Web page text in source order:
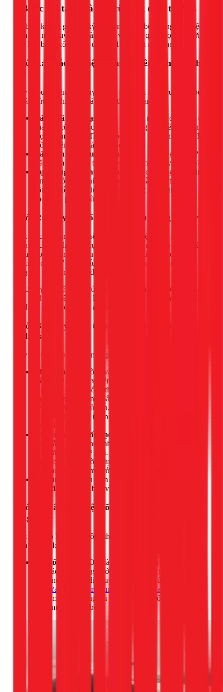
5 Bước cải tạo nhà bếp cũ toàn diện từ A-Z
Để biến không gian cũ kỹ thành một căn bếp trong mơ, việc
tuân thủ một quy trình bài bản là vô cùng quan trọng. Dưới
đây là 5 bước cốt lõi mà đội thợ 1Fix luôn áp dụng.
Bước 1: Khảo sát hiện trạng và Lên kế hoạch chi
tiết
Đây là bước nền tảng quyết định sự thành công của toàn bộ
dự án. Trước khi đập phá bất cứ thứ gì, bạn cần:
Đánh giá hiện trạng:
Ghi nhận lại những điểm bất cập
của bếp cũ: Bố cục có hợp lý không? Tủ bếp có bị mối
mọt, thấm nước? Tường có bị bong tróc, ẩm mốc? Hệ
thống điện có đủ tải cho các thiết bị mới?
Xác định nhu cầu:
Bạn muốn một không gian mở?
Cần thêm chỗ lưu trữ? Hay muốn một quầy bar nhỏ?
Dự trù ngân sách:
Lên danh sách các hạng mục cần
làm và ước tính chi phí cho từng phần (vật tư, nhân
công). Điều này giúp bạn kiểm soát tài chính và lựa
chọn giải pháp phù hợp.
Bước 2: Thay đổi bố cục & Tối ưu luồng công việc
Một bố cục thông minh sẽ giúp bạn tiết kiệm thời gian và
công sức. Các dạng bố cục phổ biến hiện nay bao gồm chữ I
(phù hợp cho không gian hẹp), chữ L, chữ U. Nguyên tắc
"tam giác vàng" (Bếp nấu - Chậu rửa - Tủ lạnh) nên được áp
dụng để tối ưu hóa việc di chuyển.
Việc thay đổi bố cục thường đi kèm với việc di dời hoặc làm
mới hệ thống điện nước. Đây là công việc phức tạp, đòi hỏi
kỹ thuật cao để đảm bảo an toàn.
Bước 3: Xử lý phần thô: Chống thấm, sơn tường
và lát sàn
Đây là công đoạn "làm mới" phần khung của căn bếp.
Chống thấm:
Tường và sàn khu vực chậu rửa, bếp
nấu là nơi thường xuyên tiếp xúc với nước và độ ẩm
cao. Việc xử lý chống thấm kỹ lưỡng ngay từ đầu sẽ
ngăn chặn tình trạng thấm dột, ẩm mốc về sau, bảo vệ
kết cấu tường và tủ bếp. Tại 1Fix, chúng tôi sử dụng
các vật liệu chống thấm chuyên dụng để đảm bảo hiệu
Sơn tường hoặc ốp gạch:
như trắng, kem, xanh nhạt sẽ giúp không gian trông
rộng rãi và sạch sẽ hơn. Một giải pháp khác là ốp gạch
men hoặc kính cường lực cho khu vực tường bếp, giúp
việc lau chùi dầu mỡ trở nên cực kỳ đơn giản.
Lát sàn:
Sàn gạch men chống trơn trượt là lựa chọn
hàng đầu cho nhà bếp vì độ bền cao và dễ vệ sinh.
Bước 4: Nâng cấp hệ thống điện, nước và chiếu
sáng
Một căn bếp hiện đại không thể thiếu hệ thống điện nước an
toàn và tiện lợi.
Hệ thống nước:
Đây là thời điểm thích hợp để thay
mới các đường ống nước đã cũ, lắp đặt thêm đường
nước nóng, hoặc di chuyển vị trí chậu rửa. Việc thay
Sửa chữa bồn rửa mặt bị xệ, bồn rửa mặt bị nứt
chén mới cũng giúp cải thiện đáng kể công năng và
thẩm mỹ cho căn bếp.